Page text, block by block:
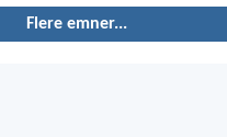
Flere emner...